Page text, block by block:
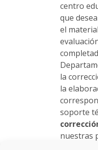
centro
que
el
la
la
soporte
nuestras